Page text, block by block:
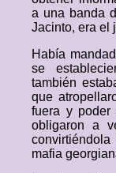
a una banda
Jacinto, era el
Había
se
también
que
fuera y
obligaron a
mafia